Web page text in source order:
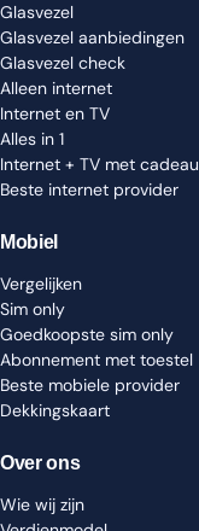
Glasvezel
Glasvezel aanbiedingen
Glasvezel check
Alleen internet
Internet en TV
Alles in 1
Internet + TV met cadeau
Beste internet provider
Mobiel
Vergelijken
Sim only
Goedkoopste sim only
Abonnement met toestel
Beste mobiele provider
Dekkingskaart
Over ons
Wie wij zijn